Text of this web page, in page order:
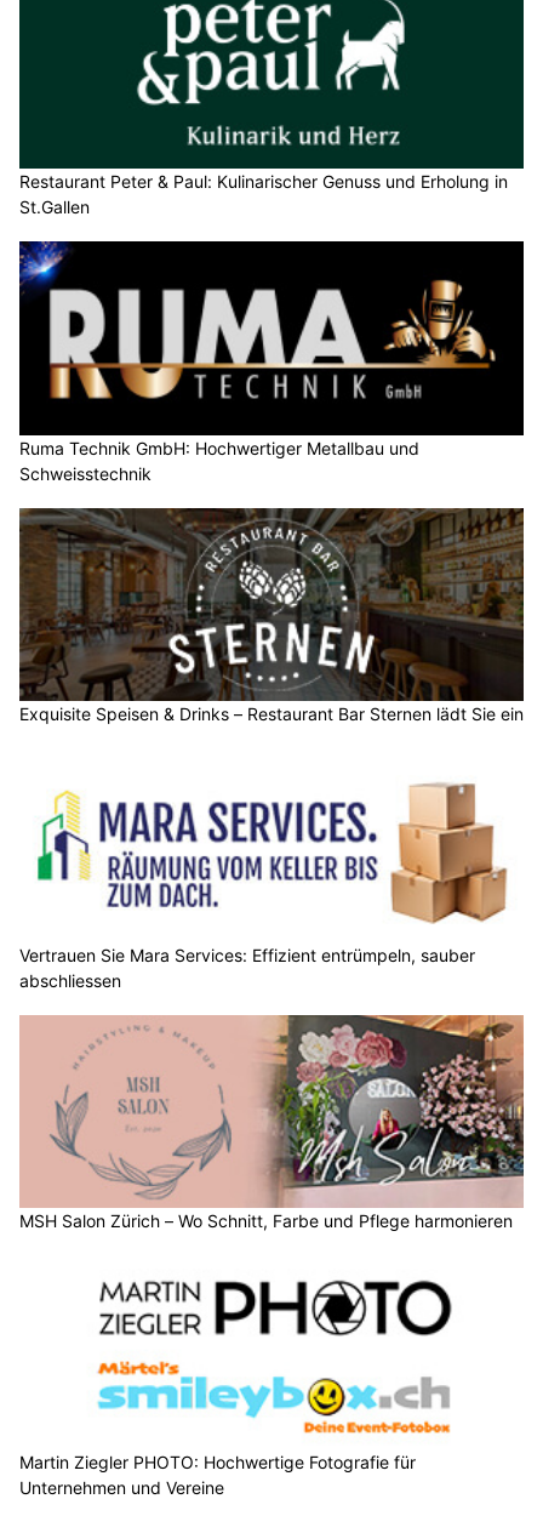
Restaurant Peter & Paul: Kulinarischer Genuss und Erholung in
St.Gallen
Ruma Technik GmbH: Hochwertiger Metallbau und
Schweisstechnik
Exquisite Speisen & Drinks – Restaurant Bar Sternen lädt Sie ein
Vertrauen Sie Mara Services: Effizient entrümpeln, sauber
abschliessen
MSH Salon Zürich – Wo Schnitt, Farbe und Pflege harmonieren
Martin Ziegler PHOTO: Hochwertige Fotografie für
Unternehmen und Vereine